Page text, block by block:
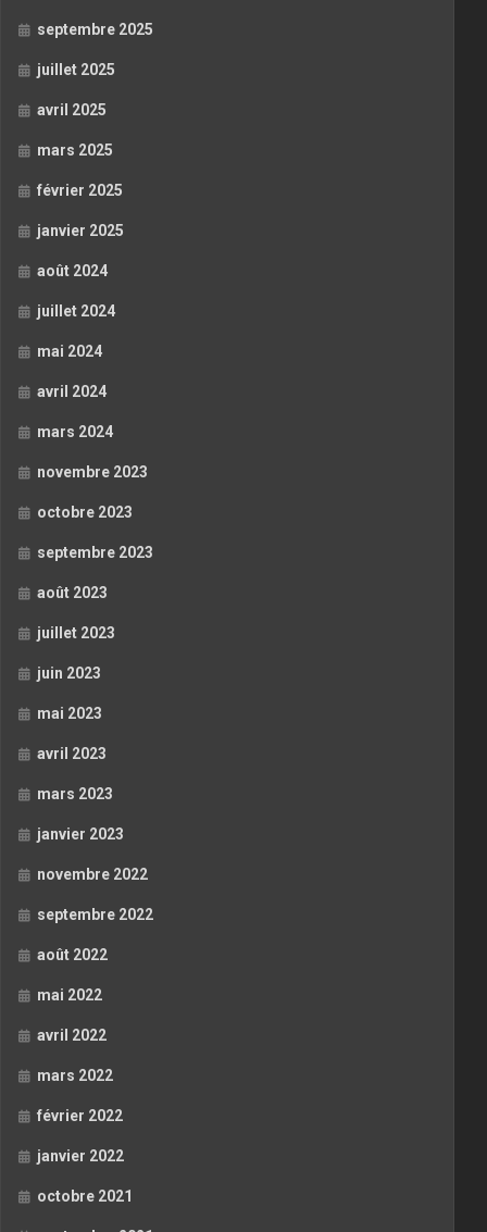
septembre 2025
juillet 2025
avril 2025
mars 2025
février 2025
janvier 2025
août 2024
juillet 2024
mai 2024
avril 2024
mars 2024
novembre 2023
octobre 2023
septembre 2023
août 2023
juillet 2023
juin 2023
mai 2023
avril 2023
mars 2023
janvier 2023
novembre 2022
septembre 2022
août 2022
mai 2022
avril 2022
mars 2022
février 2022
janvier 2022
octobre 2021